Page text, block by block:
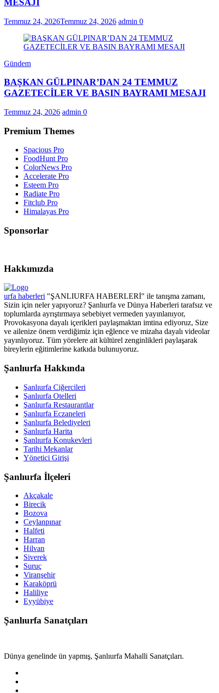
MESAJI
Temmuz 24, 2026Temmuz 24, 2026 admin 0
Gündem
BAŞKAN GÜLPINAR’DAN 24 TEMMUZ
GAZETECİLER VE BASIN BAYRAMI MESAJI
Temmuz 24, 2026 admin 0
Premium Themes
Spacious Pro
FoodHunt Pro
ColorNews Pro
Accelerate Pro
Esteem Pro
Radiate Pro
Fitclub Pro
Himalayas Pro
Sponsorlar
Hakkımızda
urfa haberleri "ŞANLIURFA HABERLERİ" ile tanışma zamanı,
Sizin için neler yapıyoruz? Şanlıurfa ve Dünya Haberleri tarafsız ve
toplumlarda ayrıştırmaya sebebiyet vermeden yayınlanıyor,
Provokasyona dayalı içerikleri paylaşmaktan imtina ediyoruz, Size
ve ailenize önem verdiğimiz için eğlence ve mizaha dayalı videolar
yayınlıyoruz. Tüm yörelere ait kültürel zenginlikleri paylaşarak
bireylerin eğitimlerine katkıda bulunuyoruz.
Şanlıurfa Hakkında
Şanlıurfa Ciğercileri
Şanlıurfa Otelleri
Şanlıurfa Restaurantlar
Şanlıurfa Eczaneleri
Şanlıurfa Belediyeleri
Şanlıurfa Harita
Şanlıurfa Konukevleri
Tarihi Mekanlar
Yönetici Girişi
Şanlıurfa İlçeleri
Akçakale
Birecik
Bozova
Ceylanpınar
Halfeti
Harran
Hilvan
Siverek
Suruç
Viranşehir
Karaköprü
Haliliye
Eyyübiye
Şanlıurfa Sanatçıları
Dünya genelinde ün yapmış, Şanlıurfa Mahalli Sanatçıları.